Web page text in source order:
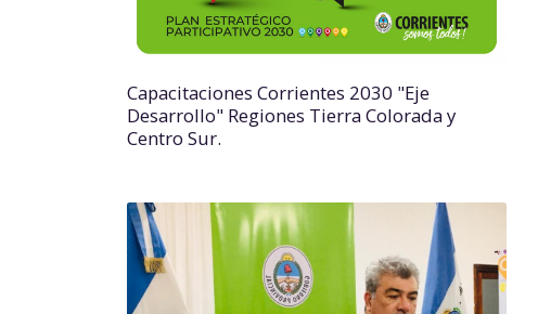
Capacitaciones Corrientes 2030 "Eje
Desarrollo" Regiones Tierra Colorada y
Centro Sur.